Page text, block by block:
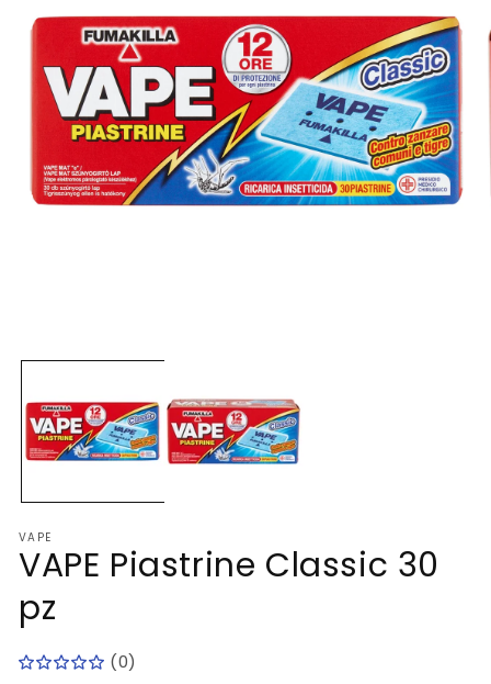
contenuti
in
finestra
modale
VAPE
VAPE Piastrine Classic 30
pz
(0)